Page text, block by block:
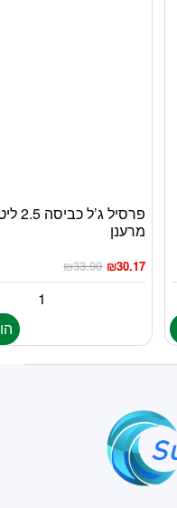
פרסיל
מרענן
₪33.90 ₪30.17